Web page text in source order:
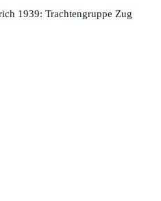
1939: Trachtengruppe Zug